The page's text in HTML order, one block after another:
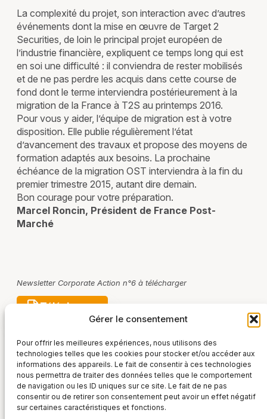
Gérer le consentement
Pour offrir les meilleures expériences, nous utilisons des
technologies telles que les cookies pour stocker et/ou accéder aux
informations des appareils. Le fait de consentir à ces technologies
nous permettra de traiter des données telles que le comportement
de navigation ou les ID uniques sur ce site. Le fait de ne pas
consentir ou de retirer son consentement peut avoir un effet négatif
sur certaines caractéristiques et fonctions.
La complexité du projet, son interaction avec d’autres
événements dont la mise en œuvre de Target 2
Securities, de loin le principal projet européen de
l’industrie financière, expliquent ce temps long qui est
en soi une difficulté : il conviendra de rester mobilisés
et de ne pas perdre les acquis dans cette course de
fond dont le terme interviendra postérieurement à la
migration de la France à T2S au printemps 2016.
Pour vous y aider, l’équipe de migration est à votre
disposition. Elle publie régulièrement l’état
d’avancement des travaux et propose des moyens de
formation adaptés aux besoins. La prochaine
échéance de la migration OST interviendra à la fin du
premier trimestre 2015, autant dire demain.
Bon courage pour votre préparation.
Marcel Roncin, Président de France Post-
Marché
Newsletter Corporate Action n°6 à télécharger
Télécharger